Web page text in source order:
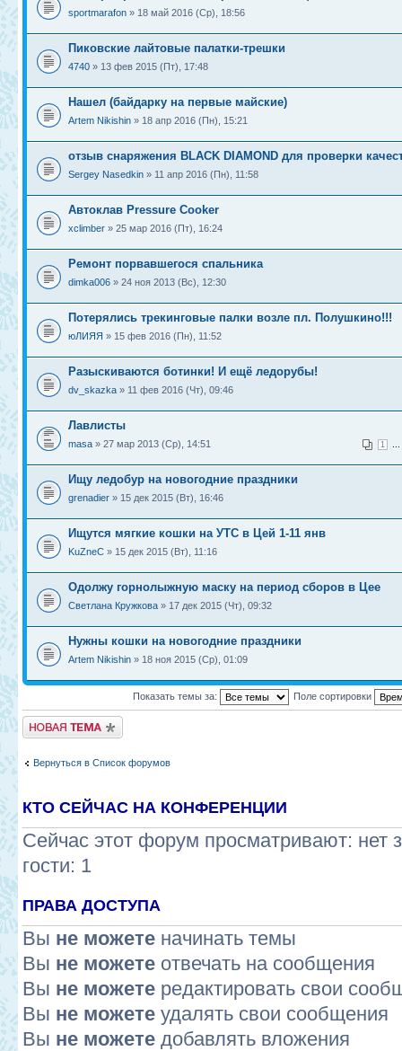
sportmarafon » 18 май 2016 (Ср), 18:56
Пиковские лайтовые палатки-трешки
4740 » 13 фев 2015 (Пт), 17:48
Нашел (байдарку на первые майские)
Artem Nikishin » 18 апр 2016 (Пн), 15:21
отзыв снаряжения BLACK DIAMOND для проверки
Sergey Nasedkin » 11 апр 2016 (Пн), 11:58
Автоклав Pressure Cooker
xclimber » 25 мар 2016 (Пт), 16:24
Ремонт порвавшегося спальника
dimka006 » 24 ноя 2013 (Вс), 12:30
Потерялись трекинговые палки возле пл. Полушкино!!!
юЛИЯЯ » 15 фев 2016 (Пн), 11:52
Разыскиваются ботинки! И ещё ледорубы!
dv_skazka » 11 фев 2016 (Чт), 09:46
Лавлисты
1
masa » 27 мар 2013 (Ср), 14:51
Ищу ледобур на новогодние праздники
grenadier » 15 дек 2015 (Вт), 16:46
Ищутся мягкие кошки на УТС в Цей 1-11 янв
KuZneC » 15 дек 2015 (Вт), 11:16
Одолжу горнолыжную маску на период сборов в Цее
Светлана Кружкова » 17 дек 2015 (Чт), 09:32
Нужны кошки на новогодние праздники
Artem Nikishin » 18 ноя 2015 (Ср), 01:09
Показать темы за: Поле сортировки
Новая тема
Вернуться в Список форумов
КТО СЕЙЧАС НА КОНФЕРЕНЦИИ
Сейчас этот форум просматривают: нет
гости: 1
ПРАВА ДОСТУПА
Вы не можете начинать темы
Вы не можете отвечать на сообщения
Вы не можете редактировать свои
Вы не можете удалять свои сообщения
Вы не можете добавлять вложения